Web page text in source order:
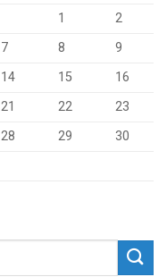
1
2
7 8
9
14 15
16
21 22
23
28 29
30